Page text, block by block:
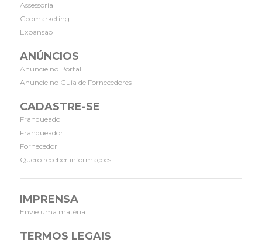
Assessoria
Geomarketing
Expansão
ANÚNCIOS
Anuncie no Portal
Anuncie no Guia de Fornecedores
CADASTRE-SE
Franqueado
Franqueador
Fornecedor
Quero receber informações
IMPRENSA
Envie uma matéria
TERMOS LEGAIS